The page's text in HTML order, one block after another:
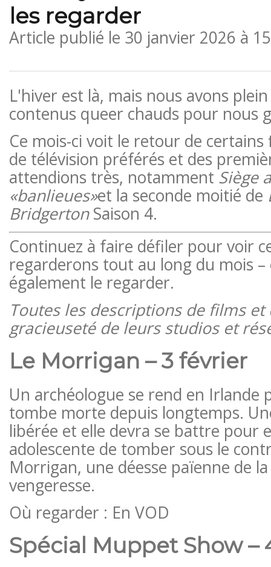
les regarder
Article publié le 30 janvier 2026 à
L'hiver est là, mais nous avons
contenus queer chauds pour nous
Ce mois-ci voit le retour de
de télévision préférés et des
attendions très, notammentSiège
«banlieues»et la seconde moitié de
BridgertonSaison 4.
Continuez à faire défiler pour voir
regarderons tout au long du mois
également le regarder.
Toutes les descriptions de films
gracieuseté de leurs studios et
Le Morrigan – 3 février
Un archéologue se rend en Irlande
tombe morte depuis longtemps.
libérée et elle devra se battre pour
adolescente de tomber sous le
Morrigan, une déesse païenne de
vengeresse.
Où regarder : En VOD
Spécial Muppet Show –